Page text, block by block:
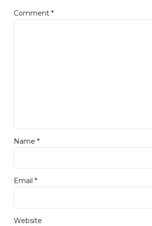
Comment *
Name *
Email *
Website